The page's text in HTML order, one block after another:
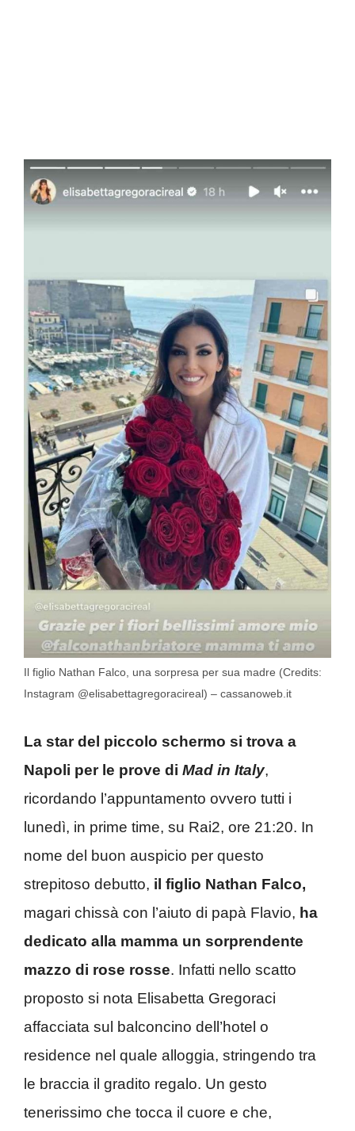
Il figlio Nathan Falco, una sorpresa per sua madre (Credits:
Instagram @elisabettagregoracireal) – cassanoweb.it
La star del piccolo schermo si trova a
Napoli per le prove di Mad in Italy,
ricordando l’appuntamento ovvero tutti i
lunedì, in prime time, su Rai2, ore 21:20. In
nome del buon auspicio per questo
strepitoso debutto, il figlio Nathan Falco,
magari chissà con l’aiuto di papà Flavio, ha
dedicato alla mamma un sorprendente
mazzo di rose rosse. Infatti nello scatto
proposto si nota Elisabetta Gregoraci
affacciata sul balconcino dell’hotel o
residence nel quale alloggia, stringendo tra
le braccia il gradito regalo. Un gesto
tenerissimo che tocca il cuore e che,